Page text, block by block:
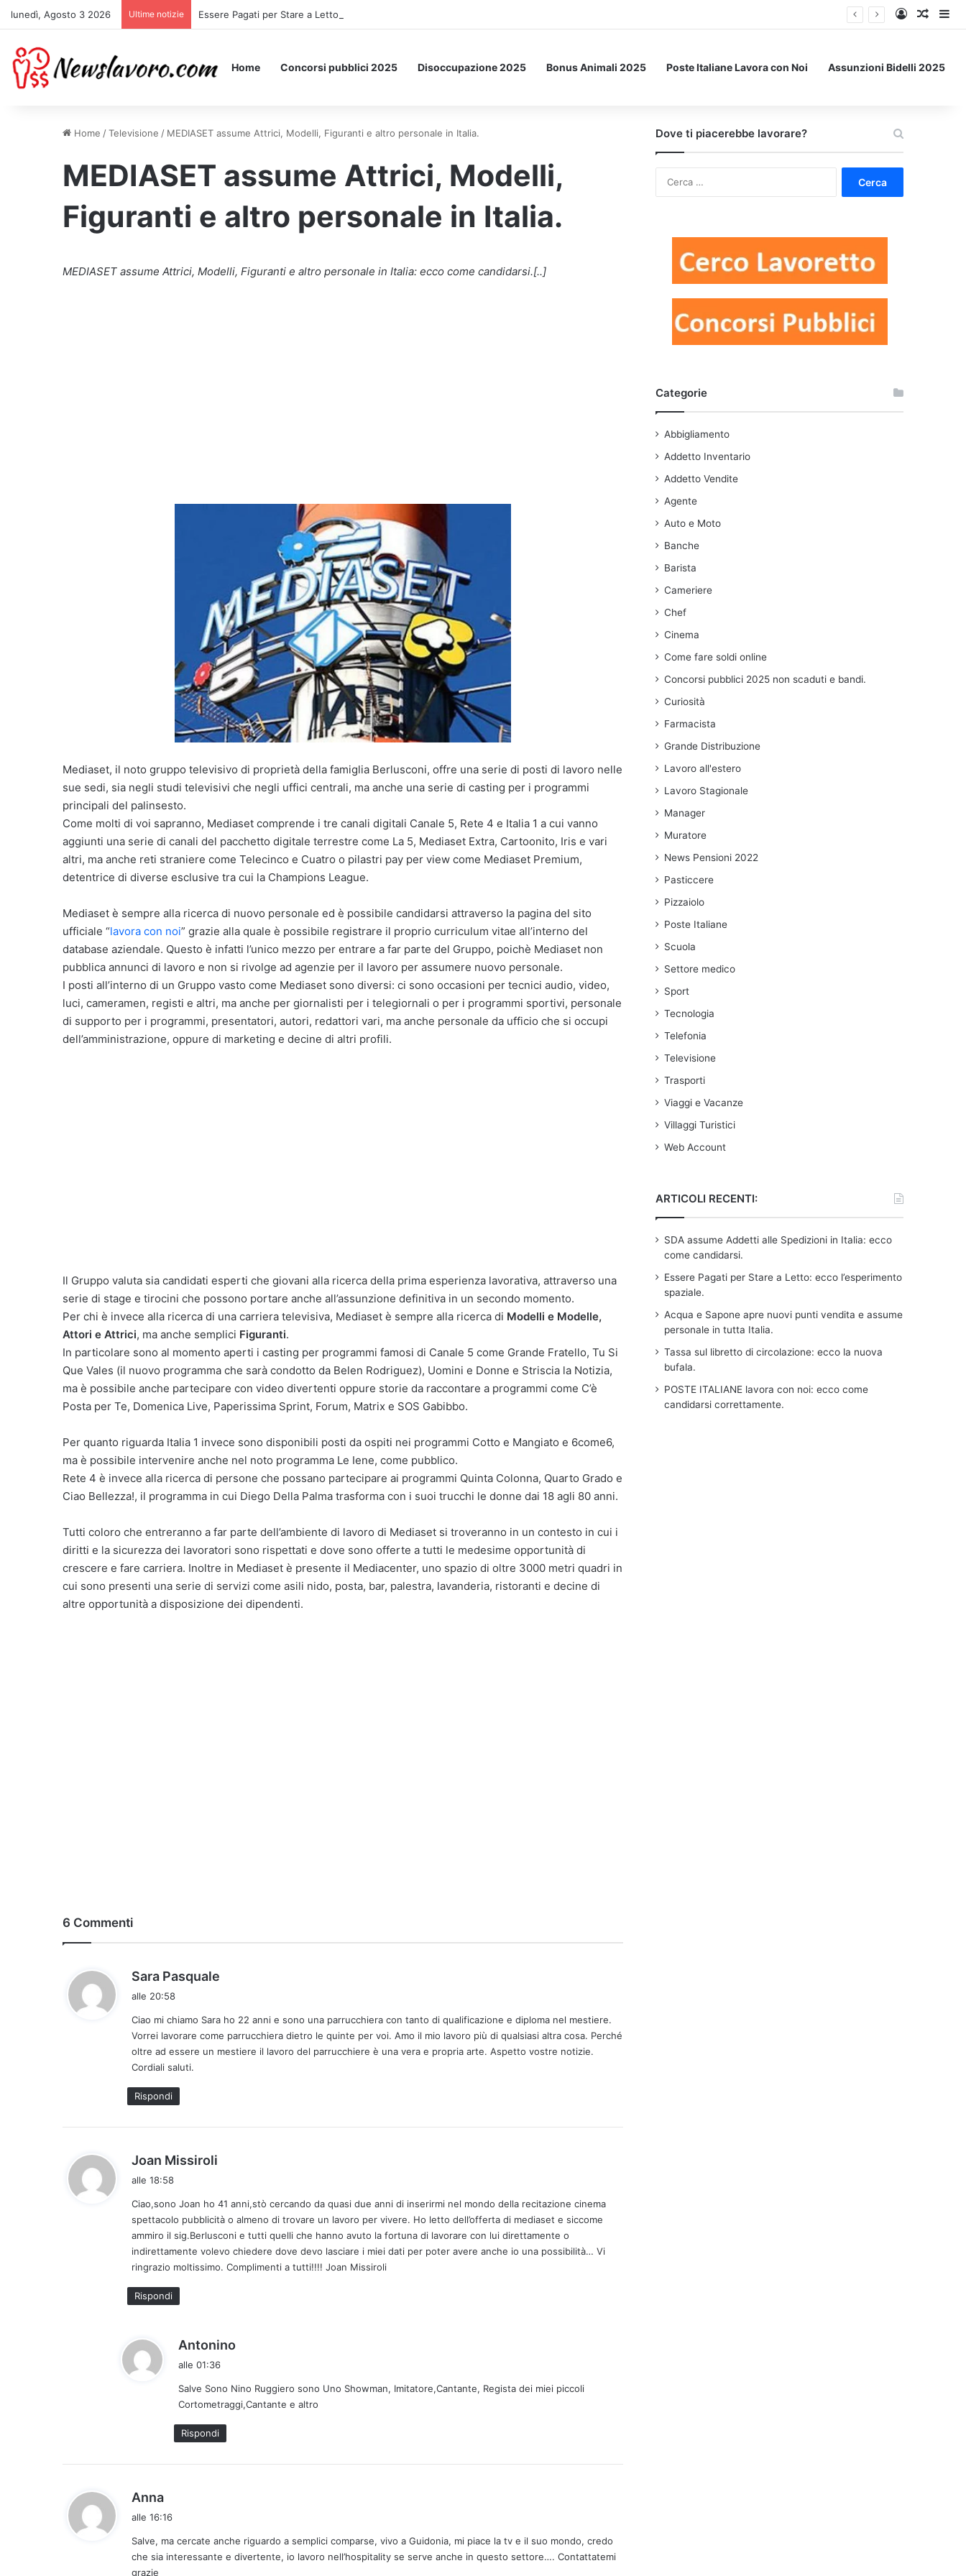
lunedì, Agosto 3 2026 Ultime notizie Essere Pagati per Stare a Letto: ecco l’esperimento spaziale. Accedi
Un
Home Concorsi pubblici 2025 Disoccupazione 2025 Bonus Animali 2025 Poste Italiane Lavora con Noi Assunzioni Bidelli 2025
Home /Televisione / MEDIASET assume Attrici, Modelli, Figuranti e altro personale in Italia.
MEDIASET assume Attrici, Modelli,
Figuranti e altro personale in Italia.
MEDIASET assume Attrici, Modelli, Figuranti e altro personale in Italia: ecco come candidarsi.[..]
Mediaset, il noto gruppo televisivo di proprietà della famiglia Berlusconi, offre una serie di posti di lavoro nelle
sue sedi, sia negli studi televisivi che negli uffici centrali, ma anche una serie di casting per i programmi
principali del palinsesto.
Come molti di voi sapranno, Mediaset comprende i tre canali digitali Canale 5, Rete 4 e Italia 1 a cui vanno
aggiunti una serie di canali del pacchetto digitale terrestre come La 5, Mediaset Extra, Cartoonito, Iris e vari
altri, ma anche reti straniere come Telecinco e Cuatro o pilastri pay per view come Mediaset Premium,
detentrice di diverse esclusive tra cui la Champions League.
Mediaset è sempre alla ricerca di nuovo personale ed è possibile candidarsi attraverso la pagina del sito
ufficiale “lavora con noi” grazie alla quale è possibile registrare il proprio curriculum vitae all’interno del
database aziendale. Questo è infatti l’unico mezzo per entrare a far parte del Gruppo, poichè Mediaset non
pubblica annunci di lavoro e non si rivolge ad agenzie per il lavoro per assumere nuovo personale.
I posti all’interno di un Gruppo vasto come Mediaset sono diversi: ci sono occasioni per tecnici audio, video,
luci, cameramen, registi e altri, ma anche per giornalisti per i telegiornali o per i programmi sportivi, personale
di supporto per i programmi, presentatori, autori, redattori vari, ma anche personale da ufficio che si occupi
dell’amministrazione, oppure di marketing e decine di altri profili.
Il Gruppo valuta sia candidati esperti che giovani alla ricerca della prima esperienza lavorativa, attraverso una
serie di stage e tirocini che possono portare anche all’assunzione definitiva in un secondo momento.
Per chi è invece alla ricerca di una carriera televisiva, Mediaset è sempre alla ricerca di Modelli e Modelle,
Attori e Attrici, ma anche semplici Figuranti.
In particolare sono al momento aperti i casting per programmi famosi di Canale 5 come Grande Fratello, Tu Si
Que Vales (il nuovo programma che sarà condotto da Belen Rodriguez), Uomini e Donne e Striscia la Notizia,
ma è possibile anche partecipare con video divertenti oppure storie da raccontare a programmi come C’è
Posta per Te, Domenica Live, Paperissima Sprint, Forum, Matrix e SOS Gabibbo.
Per quanto riguarda Italia 1 invece sono disponibili posti da ospiti nei programmi Cotto e Mangiato e 6come6,
ma è possibile intervenire anche nel noto programma Le Iene, come pubblico.
Rete 4 è invece alla ricerca di persone che possano partecipare ai programmi Quinta Colonna, Quarto Grado e
Ciao Bellezza!, il programma in cui Diego Della Palma trasforma con i suoi trucchi le donne dai 18 agli 80 anni.
Tutti coloro che entreranno a far parte dell’ambiente di lavoro di Mediaset si troveranno in un contesto in cui i
diritti e la sicurezza dei lavoratori sono rispettati e dove sono offerte a tutti le medesime opportunità di
crescere e fare carriera. Inoltre in Mediaset è presente il Mediacenter, uno spazio di oltre 3000 metri quadri in
cui sono presenti una serie di servizi come asili nido, posta, bar, palestra, lavanderia, ristoranti e decine di
altre opportunità a disposizione dei dipendenti.
6 Commenti
Sara Pasquale
e
t
t
alle 20:58
Ciao mi chiamo Sara ho 22 anni e sono una parrucchiera con tanto di qualificazione e diploma nel mestiere.
Vorrei lavorare come parrucchiera dietro le quinte per voi. Amo il mio lavoro più di qualsiasi altra cosa. Perché
oltre ad essere un mestiere il lavoro del parrucchiere è una vera e propria arte. Aspetto vostre notizie.
Cordiali saluti.
Rispondi
Joan Missiroli
e
t
t
o
:
alle 18:58
Ciao,sono Joan ho 41 anni,stò cercando da quasi due anni di inserirmi nel mondo della recitazione cinema
spettacolo pubblicità o almeno di trovare un lavoro per vivere. Ho letto dell’offerta di mediaset e siccome
ammiro il sig.Berlusconi e tutti quelli che hanno avuto la fortuna di lavorare con lui direttamente o
indirettamente volevo chiedere dove devo lasciare i miei dati per poter avere anche io una possibilità… Vi
ringrazio moltissimo. Complimenti a tutti!!!! Joan Missiroli
Rispondi
Antonino
e
t
alle 01:36
Salve Sono Nino Ruggiero sono Uno Showman, Imitatore,Cantante, Regista dei miei piccoli
Cortometraggi,Cantante e altro
Rispondi
Anna
a
e
t
alle 16:16
Salve, ma cercate anche riguardo a semplici comparse, vivo a Guidonia, mi piace la tv e il suo mondo, credo
che sia interessante e divertente, io lavoro nell’hospitality se serve anche in questo settore…. Contattatemi
grazie
Dove ti piacerebbe lavorare?
Categorie
Abbigliamento
Addetto Inventario
Addetto Vendite
Agente
Auto e Moto
Banche
Barista
Cameriere
Chef
Cinema
Come fare soldi online
Concorsi pubblici 2025 non scaduti e bandi.
Curiosità
Farmacista
Grande Distribuzione
Lavoro all'estero
Lavoro Stagionale
Manager
Muratore
News Pensioni 2022
Pasticcere
Pizzaiolo
Poste Italiane
Scuola
Settore medico
Sport
Tecnologia
Telefonia
Televisione
Trasporti
Viaggi e Vacanze
Villaggi Turistici
Web Account
ARTICOLI RECENTI:
SDA assume Addetti alle Spedizioni in Italia: ecco
come candidarsi.
Essere Pagati per Stare a Letto: ecco l’esperimento
spaziale.
Acqua e Sapone apre nuovi punti vendita e assume
personale in tutta Italia.
Tassa sul libretto di circolazione: ecco la nuova
bufala.
POSTE ITALIANE lavora con noi: ecco come
candidarsi correttamente.